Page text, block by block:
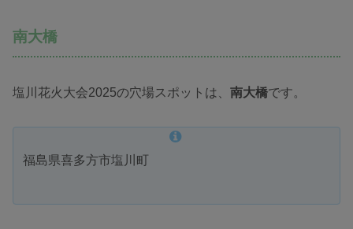
南大橋
塩川花火大会2025の穴場スポットは、 南大橋です。
福島県喜多方市塩川町